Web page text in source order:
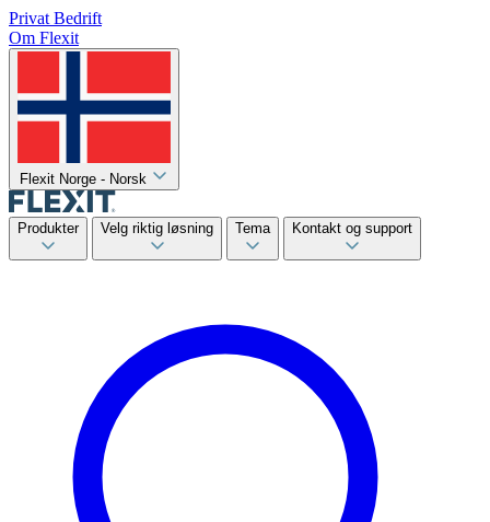
Privat Bedrift
Om Flexit
Flexit Norge - Norsk
Produkter Velg riktig løsning Tema Kontakt og support